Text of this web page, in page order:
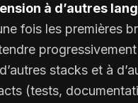
à d’autres
fois les premières
stacks et à
(tests,